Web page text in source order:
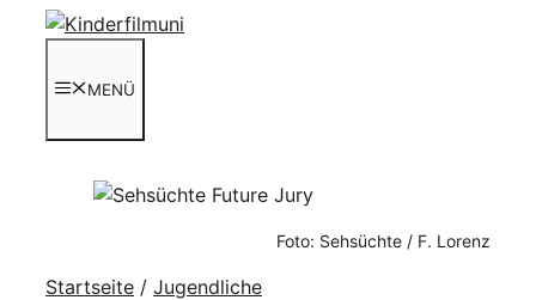
Zum
springenMENÜ
Foto: Sehsüchte / F. Lorenz
Startseite / Jugendliche